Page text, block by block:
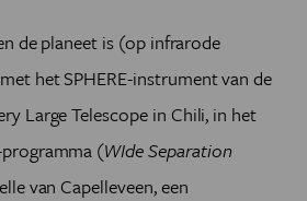
de planeet is (op infrarode
het SPHERE-instrument van de
Large Telescope in Chili, in het
(WIde Separation
van Capelleveen, een